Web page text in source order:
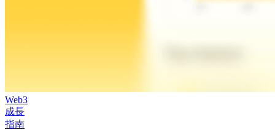
Web3
成長
指南